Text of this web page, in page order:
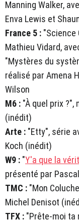
Manning Walker,
Enva Lewis et
France 5 : "Science
Mathieu Vidard,
"Mystères du
réalisé par Amena
Wilson
M6 : "À quel prix
(inédit)
Arte : "Etty", série
Koch (inédit)
W9 : "Y'a que la
présenté par
TMC : "Mon
Michel Denisot
TFX : "Prête-moi ta